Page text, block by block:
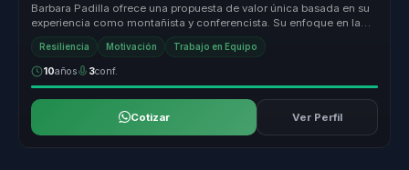
Barbara Padilla ofrece una propuesta de valor única basada en su
experiencia como montañista y conferencista. Su enfoque en la
transforma...
Resiliencia Motivación Trabajo en Equipo
10años 3conf.
Cotizar Ver Perfil